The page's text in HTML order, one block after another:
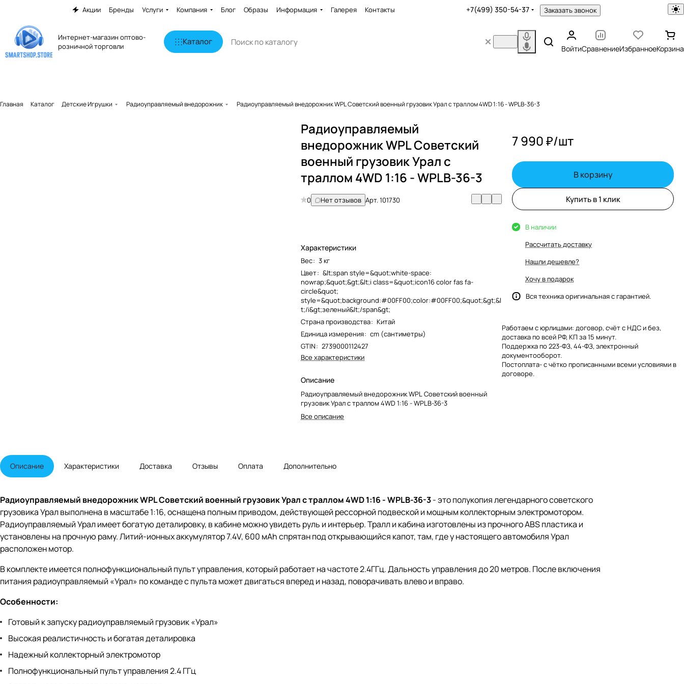
Акции Бренды Услуги Компания Блог Образы Информация Галерея Контакты +7(499) 350-54-37 Заказать звонок
Интернет-магазин оптово-
розничной торговли
Каталог
ВойтиСравнениеИзбранноеКорзина
Главная Каталог Детские Игрушки Радиоуправляемый внедорожник Радиоуправляемый внедорожник WPL Советский военный грузовик Урал с траллом 4WD 1:16 - WPLB-36-3
Радиоуправляемый
внедорожник WPL Советский
военный грузовик Урал с
траллом 4WD 1:16 - WPLB-36-3
0 Нет отзывов Арт.101730
Характеристики
Вес: 3 кг
Цвет: &lt;span style=&quot;white-space:
nowrap;&quot;&gt;&lt;i class=&quot;icon16 color fas fa-
circle&quot;
style=&quot;background:#00FF00;color:#00FF00;&quot;&gt;&l
t;/i&gt;зеленый&lt;/span&gt;
Страна производства: Китай
Единица измерения: cm (сантиметры)
GTIN: 2739000112427
Все характеристики
Описание
Радиоуправляемый внедорожник WPL Советский военный
грузовик Урал с траллом 4WD 1:16 - WPLB-36-3
Все описание
7 990 ₽/шт
В корзину
Купить в 1 клик
В наличии
Рассчитать доставку
Нашли дешевле?
Хочу в подарок
Вся техника оригинальная с гарантией.
Работаем с юрлицами: договор, счёт с НДС и без,
доставка по всей РФ, КП за 15 минут.
Поддержка по 223-ФЗ, 44-ФЗ, электронный
документооборот.
Постоплата- с чётко прописанными всеми условиями в
договоре.
Описание Характеристики Доставка Отзывы Оплата Дополнительно
Радиоуправляемый внедорожник WPL Советский военный грузовик Урал с траллом 4WD 1:16 - WPLB-36-3- это полукопия легендарного советского
грузовика Урал выполнена в масштабе 1:16, оснащена полным приводом, действующей рессорной подвеской и мощным коллекторным электромотором.
Радиоуправляемый Урал имеет богатую деталировку, в кабине можно увидеть руль и интерьер. Тралл и кабина изготовлены из прочного АВS пластика и
установлены на прочную раму. Литий-ионных аккумулятор 7.4V, 600 мАh спрятан под открывающийся капот, там, где у настоящего автомобиля Урал
расположен мотор.
В комплекте имеется полнофункциональный пульт управления, который работает на частоте 2.4ГГц. Дальность управления до 20 метров. После включения
питания радиоуправляемый «Урал» по команде с пульта может двигаться вперед и назад, поворачивать влево и вправо.
Особенности:
Готовый к запуску радиоуправляемый грузовик «Урал»
Высокая реалистичность и богатая деталировка
Надежный коллекторный электромотор
Полнофункциональный пульт управления 2.4 ГГц